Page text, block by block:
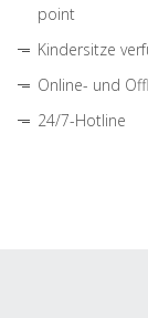
point
Kindersitze
Online- und
24/7-Hotline